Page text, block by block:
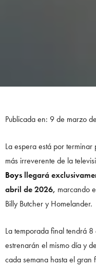
Publicada en: 9 de marzo
La espera está por
más irreverente de la
Boys llegará
abril de 2026, marcando
Billy Butcher y Homelander.
La temporada final tendrá 8
estrenarán el mismo día y
cada semana hasta el